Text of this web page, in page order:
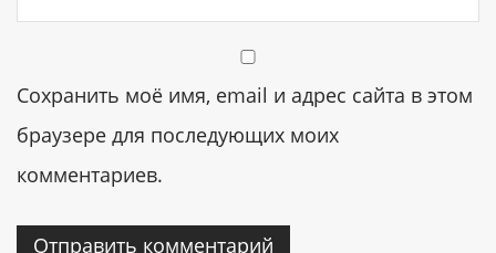
Сохранить моё имя, email и адрес сайта в этом
браузере для последующих моих
комментариев.